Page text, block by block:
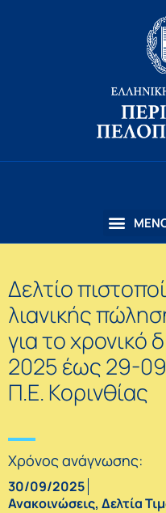
Δελτίο
λιανικής
για το χρονικό
2025 έως 29-
Π.Ε. Κορινθίας
Χρόνος ανάγνωσης:
30/09/2025
Ανακοινώσεις, Δελτία